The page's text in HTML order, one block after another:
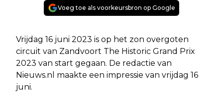
Voeg toe als voorkeursbron op Google
Vrijdag 16 juni 2023 is op het zon overgoten
circuit van Zandvoort The Historic Grand Prix
2023 van start gegaan. De redactie van
Nieuws.nl maakte een impressie van vrijdag 16
juni.